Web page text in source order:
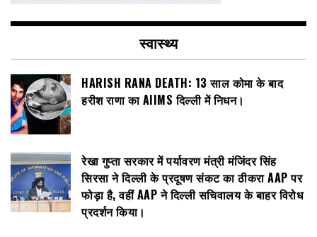
स्वास्थ्य
HARISH RANA DEATH: 13 साल कोमा के बाद
हरीश राणा का AIIMS दिल्ली में निधन।
रेखा गुप्ता सरकार में पर्यावरण मंत्री मंजिंदर सिंह
सिरसा ने दिल्ली के प्रदूषण संकट का ठीकरा AAP पर
फोड़ा है, वहीं AAP ने दिल्ली सचिवालय के बाहर विरोध
प्रदर्शन किया।